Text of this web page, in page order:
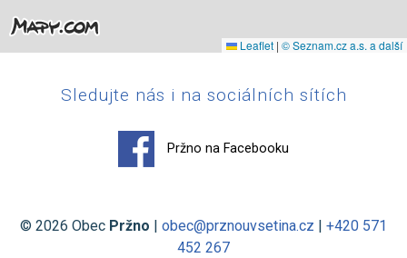
Leaflet | © Seznam.cz a.s. a další
Sledujte nás i na sociálních sítích
Pržno na Facebooku
© 2026 Obec Pržno obec@prznouvsetina.cz
+420 571
452 267